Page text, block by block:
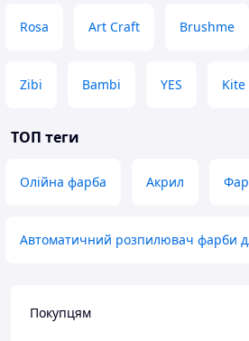
Rosa Art Craft Brushme
Zibi Bambi YES Kite
ТОП теги
Олійна фарба Акрил
Автоматичний розпилювач фарби
Покупцям